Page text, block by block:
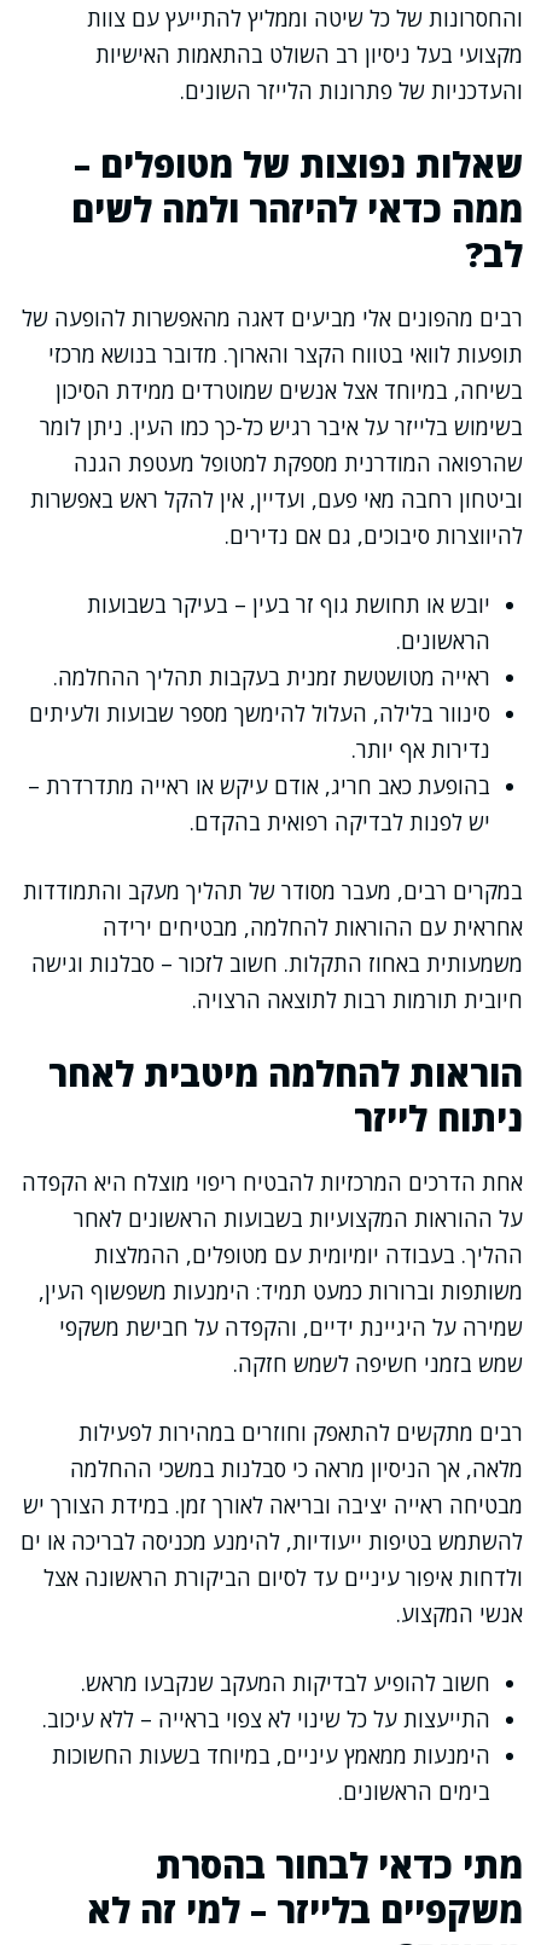
והחסרונות של כל שיטה וממליץ להתייעץ עם צוות
מקצועי בעל ניסיון רב השולט בהתאמות האישיות
והעדכניות של פתרונות הלייזר השונים.
שאלות נפוצות של מטופלים –
ממה כדאי להיזהר ולמה לשים
לב?
רבים מהפונים אלי מביעים דאגה מהאפשרות להופעה של
תופעות לוואי בטווח הקצר והארוך. מדובר בנושא מרכזי
בשיחה, במיוחד אצל אנשים שמוטרדים ממידת הסיכון
בשימוש בלייזר על איבר רגיש כל-כך כמו העין. ניתן לומר
שהרפואה המודרנית מספקת למטופל מעטפת הגנה
וביטחון רחבה מאי פעם, ועדיין, אין להקל ראש באפשרות
להיווצרות סיבוכים, גם אם נדירים.
יובש או תחושת גוף זר בעין – בעיקר בשבועות
הראשונים.
ראייה מטושטשת זמנית בעקבות תהליך ההחלמה.
סינוור בלילה, העלול להימשך מספר שבועות ולעיתים
נדירות אף יותר.
בהופעת כאב חריג, אודם עיקש או ראייה מתדרדרת –
יש לפנות לבדיקה רפואית בהקדם.
במקרים רבים, מעבר מסודר של תהליך מעקב והתמודדות
אחראית עם ההוראות להחלמה, מבטיחים ירידה
משמעותית באחוז התקלות. חשוב לזכור – סבלנות וגישה
חיובית תורמות רבות לתוצאה הרצויה.
הוראות להחלמה מיטבית לאחר
ניתוח לייזר
אחת הדרכים המרכזיות להבטיח ריפוי מוצלח היא הקפדה
על ההוראות המקצועיות בשבועות הראשונים לאחר
ההליך. בעבודה יומיומית עם מטופלים, ההמלצות
משותפות וברורות כמעט תמיד: הימנעות משפשוף העין,
שמירה על היגיינת ידיים, והקפדה על חבישת משקפי
שמש בזמני חשיפה לשמש חזקה.
רבים מתקשים להתאפק וחוזרים במהירות לפעילות
מלאה, אך הניסיון מראה כי סבלנות במשכי ההחלמה
מבטיחה ראייה יציבה ובריאה לאורך זמן. במידת הצורך יש
להשתמש בטיפות ייעודיות, להימנע מכניסה לבריכה או ים
ולדחות איפור עיניים עד לסיום הביקורת הראשונה אצל
אנשי המקצוע.
חשוב להופיע לבדיקות המעקב שנקבעו מראש.
התייעצות על כל שינוי לא צפוי בראייה – ללא עיכוב.
הימנעות ממאמץ עיניים, במיוחד בשעות החשוכות
בימים הראשונים.
מתי כדאי לבחור בהסרת
משקפיים בלייזר – למי זה לא